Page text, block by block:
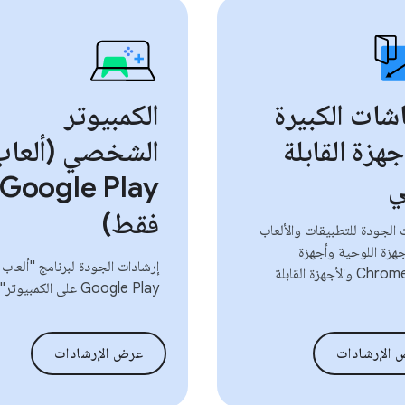
الكبيرة
القابلة
الجودة للتطبيقات والألعاب
اللوحية وأجهزة
Chromebook والأجهزة القابلة
الإرشادات
الكمبيوتر
الشخصي
Play
فقط)
إرشادات الجودة لبرنامج "ألعاب
Google Play على الكمبيوتر"
عرض الإرشادات